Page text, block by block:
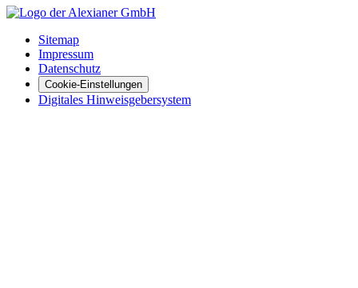
Sitemap
Impressum
Datenschutz
Cookie-Einstellungen
Digitales Hinweisgebersystem